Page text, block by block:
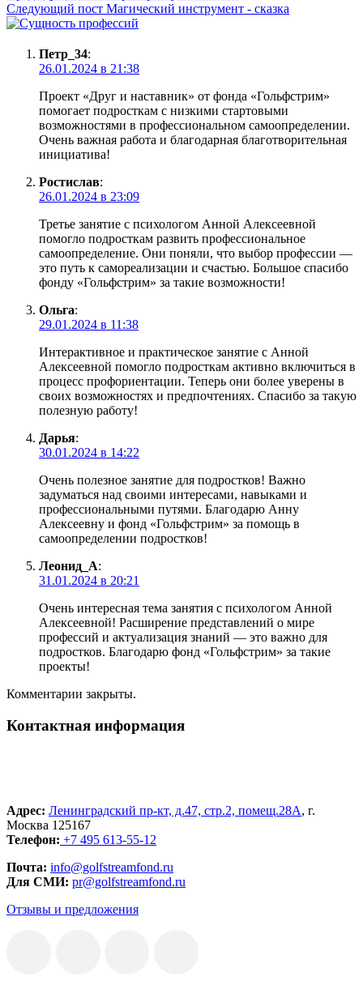
Следующий пост Магический инструмент - сказка
Петр_34:
26.01.2024 в 21:38
Проект «Друг и наставник» от фонда «Гольфстрим»
помогает подросткам с низкими стартовыми
возможностями в профессиональном самоопределении.
Очень важная работа и благодарная благотворительная
инициатива!
Ростислав:
26.01.2024 в 23:09
Третье занятие с психологом Анной Алексеевной
помогло подросткам развить профессиональное
самоопределение. Они поняли, что выбор профессии —
это путь к самореализации и счастью. Большое спасибо
фонду «Гольфстрим» за такие возможности!
Ольга:
29.01.2024 в 11:38
Интерактивное и практическое занятие с Анной
Алексеевной помогло подросткам активно включиться в
процесс профориентации. Теперь они более уверены в
своих возможностях и предпочтениях. Спасибо за такую
полезную работу!
Дарья:
30.01.2024 в 14:22
Очень полезное занятие для подростков! Важно
задуматься над своими интересами, навыками и
профессиональными путями. Благодарю Анну
Алексеевну и фонд «Гольфстрим» за помощь в
самоопределении подростков!
Леонид_А:
31.01.2024 в 20:21
Очень интересная тема занятия с психологом Анной
Алексеевной! Расширение представлений о мире
профессий и актуализация знаний — это важно для
подростков. Благодарю фонд «Гольфстрим» за такие
проекты!
Комментарии закрыты.
Контактная информация
Адрес: Ленинградский пр-кт, д.47, стр.2, помещ.28А, г.
Москва 125167
Телефон: +7 495 613-55-12
Почта: info@golfstreamfond.ru
Для СМИ: pr@golfstreamfond.ru
Отзывы и предложения